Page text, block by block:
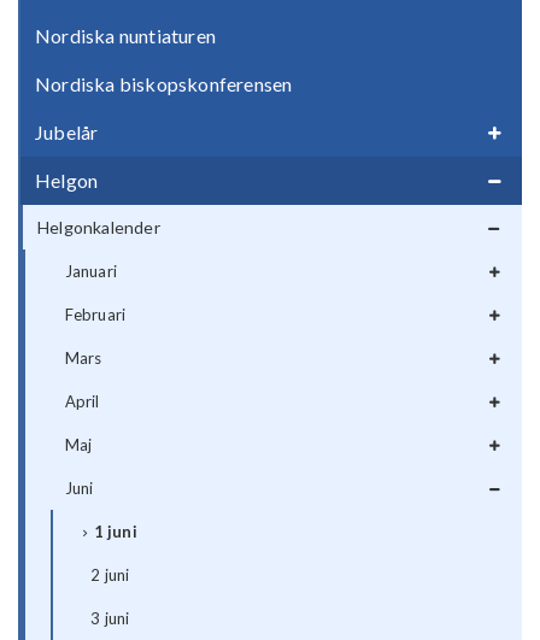
Nordiska nuntiaturen
Nordiska biskopskonferensen
Jubelår
Helgon
Helgonkalender
Januari
Februari
Mars
April
Maj
Juni
1 juni
2 juni
3 juni